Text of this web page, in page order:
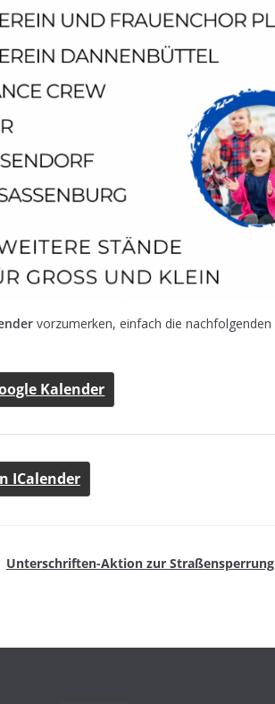
vor­zu­mer­ken, ein­fach die
Kalender
ICalender
Unter­schrif­ten-Aktion zur